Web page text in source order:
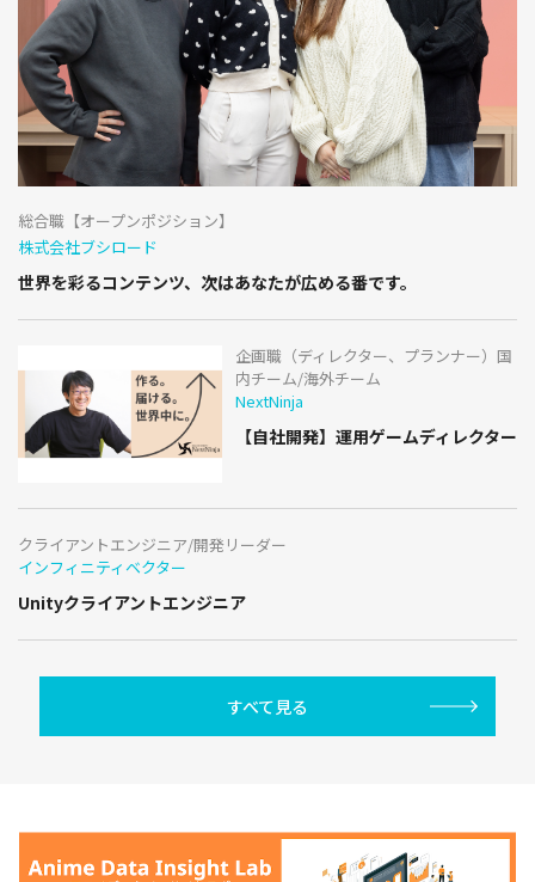
総合職【オープンポジション】
株式会社ブシロード
世界を彩るコンテンツ、次はあなたが広める番です。
企画職（ディレクター、プランナー）国
内チーム/海外チーム
NextNinja
【自社開発】運用ゲームディレクター
クライアントエンジニア/開発リーダー
インフィニティベクター
Unityクライアントエンジニア
すべて見る